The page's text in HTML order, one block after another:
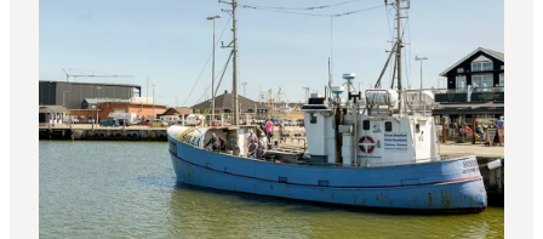
Erlebnisse
Unterkünfte
Reiseplanung